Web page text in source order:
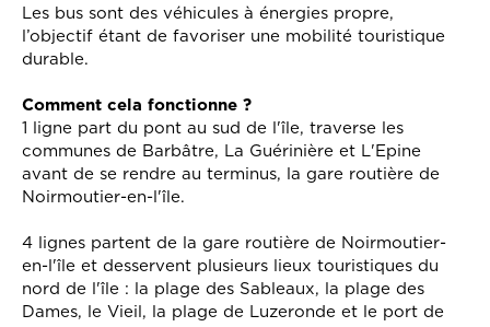
Les bus sont des véhicules à énergies propre,
l’objectif étant de favoriser une mobilité touristique
durable.
Comment cela fonctionne ?
1 ligne part du pont au sud de l'île, traverse les
communes de Barbâtre, La Guérinière et L'Epine
avant de se rendre au terminus, la gare routière de
Noirmoutier-en-l'île.
4 lignes partent de la gare routière de Noirmoutier-
en-l'île et desservent plusieurs lieux touristiques du
nord de l'île : la plage des Sableaux, la plage des
Dames, le Vieil, la plage de Luzeronde et le port de